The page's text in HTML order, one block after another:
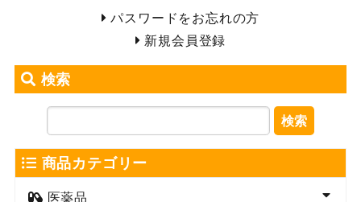
パスワードをお忘れの方
新規会員登録
検索
検索
商品カテゴリー
医薬品